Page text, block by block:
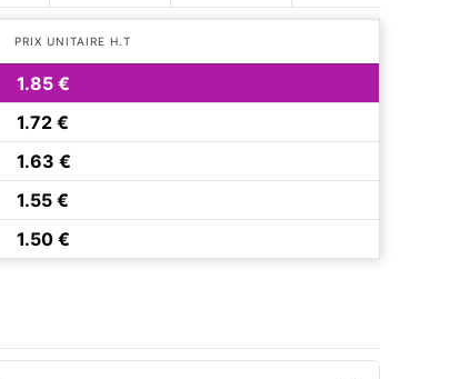
PRIX UNITAIRE H.T
1.85 €
1.72 €
1.63 €
1.55 €
1.50 €